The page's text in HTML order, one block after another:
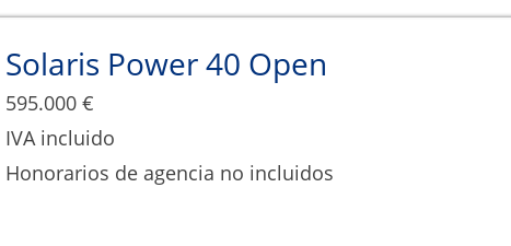
Solaris Power 40 Open
595.000 €
IVA incluido
Honorarios de agencia no incluidos